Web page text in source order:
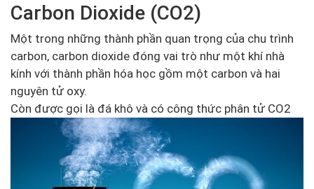
Carbon Dioxide (CO2)
Một trong những thành phần quan trọng của chu trình
carbon, carbon dioxide đóng vai trò như một khí nhà
kính với thành phần hóa học gồm một carbon và hai
nguyên tử oxy.
Còn được gọi là đá khô và có công thức phân tử CO2